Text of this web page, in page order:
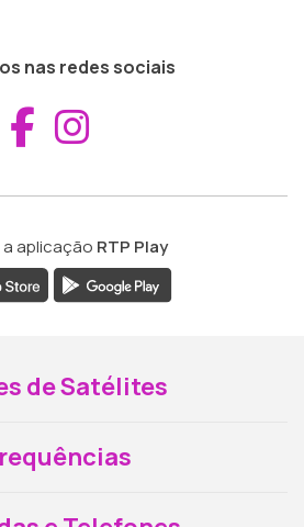
nas redes sociais
Aceder ao
aplicação RTP Play
de Satélites